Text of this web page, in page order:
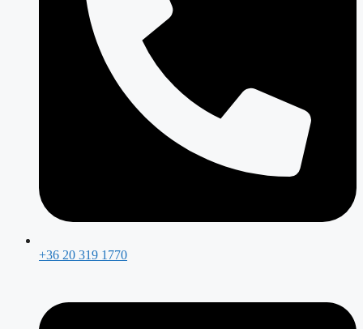
+36 20 319 1770